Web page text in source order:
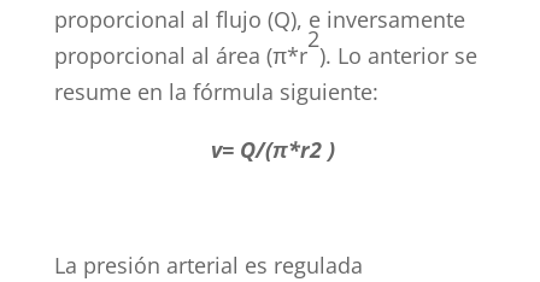
proporcional al flujo (Q), e inversamente
proporcional al área (π*r
2
). Lo anterior se
resume en la fórmula siguiente:
v= Q/(π*r2 )
La presión arterial es regulada